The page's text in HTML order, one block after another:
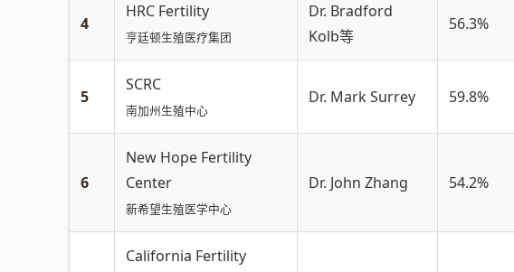
4
HRC Fertility
亨廷顿生殖医疗集团
Dr. Bradford
Kolb等
56.3%
5
SCRC
南加州生殖中心
Dr. Mark Surrey 59.8%
6
New Hope Fertility
Center
新希望生殖医学中心
Dr. John Zhang 54.2%
California Fertility